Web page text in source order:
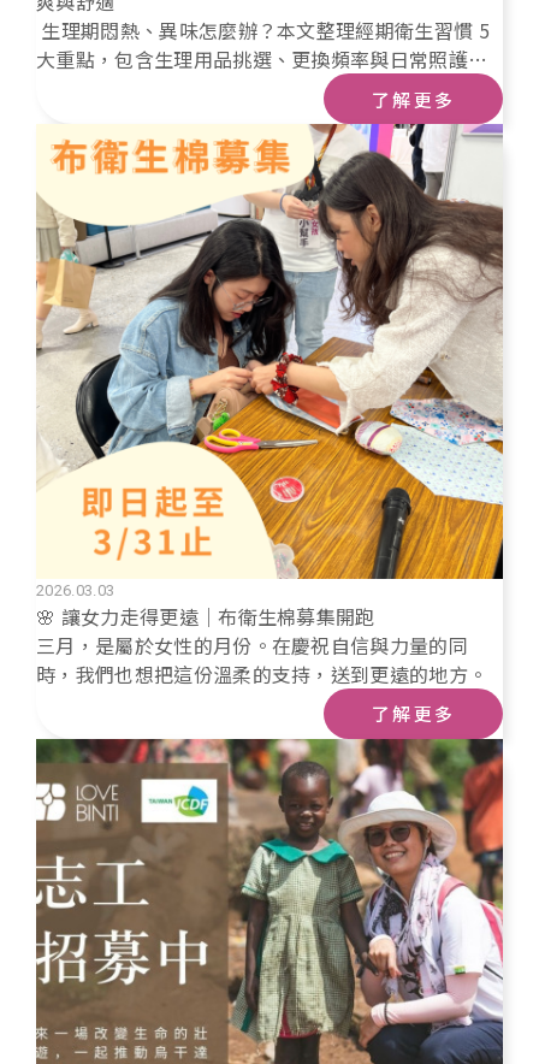
生理期悶熱、異味怎麼辦？本文整理經期衛生習慣 5
大重點，包含生理用品挑選、更換頻率與日常照護，
也帶你看見月經貧窮對非洲女孩的影響，邀請您一起
支持月經平權。
了解更多
2026.03.03
🌸 讓女力走得更遠｜布衛生棉募集開跑
三月，是屬於女性的月份。在慶祝自信與力量的同
時，我們也想把這份溫柔的支持，送到更遠的地方。
了解更多